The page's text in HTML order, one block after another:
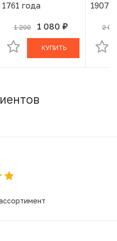
1761 года
1 200 1 080 руб.
В КОРЗИНЕ
КУПИТЬ
1907
2